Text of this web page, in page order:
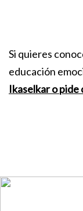
Si quieres
educación
Ikaselkar o pide